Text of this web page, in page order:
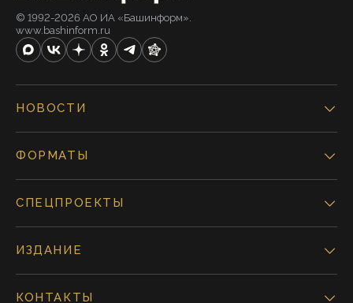
© 1992-2026 АО ИА «Башинформ».
www.bashinform.ru
НОВОСТИ
ФОРМАТЫ
СПЕЦПРОЕКТЫ
ИЗДАНИЕ
КОНТАКТЫ